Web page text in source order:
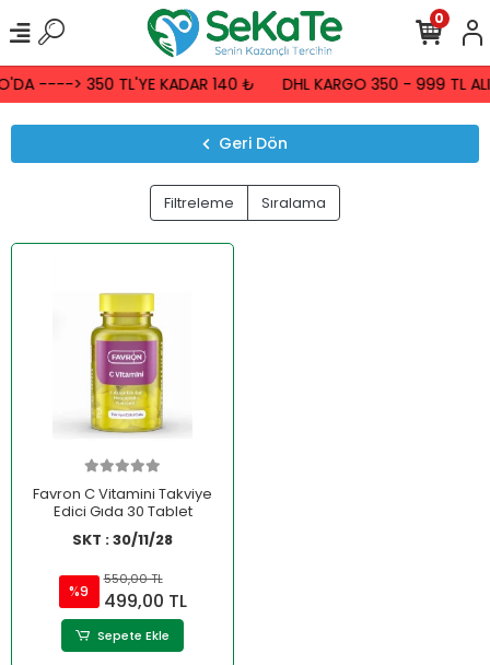
----> 350 TL'YE KADAR 140 ₺ DHL KARGO 350 - 999 TL
0
Geri Dön
Filtreleme Sıralama
Favron C Vitamini Takviye
Edici Gıda 30 Tablet
SKT : 30/11/28
%9
550,00 TL
499,00 TL
Sepete Ekle